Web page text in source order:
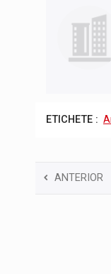
ETICHETE :
ANTERIOR